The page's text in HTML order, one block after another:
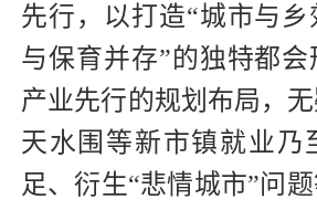
先行，以打造“城市与
与保育并存”的独特都
产业先行的规划布局，
天水围等新市镇就业乃
足、衍生“悲情城市”问